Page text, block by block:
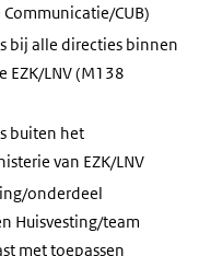
CUB)
bij alle directies binnen
EZK/LNV (M138
buiten het
van EZK/LNV
onderdeel
Huisvesting/team
met toepassen